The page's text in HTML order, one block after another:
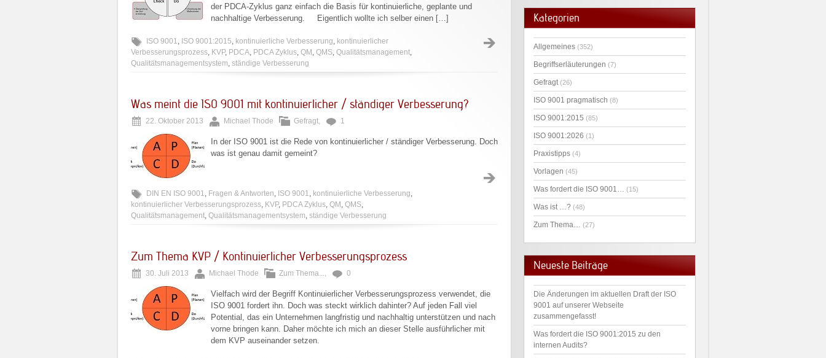
der PDCA-Zyklus ganz einfach die Basis für kontinuierliche, geplante und
nachhaltige Verbesserung. Eigentlich wollte ich selber einen […]
ISO 9001, ISO 9001:2015, kontinuierliche Verbesserung, kontinuierlicher
Verbesserungsprozess, KVP, PDCA, PDCA Zyklus, QM , QMS, Qualitätsmanagement,
Qualitätsmanagementsystem, ständige Verbesserung
Was meint die ISO 9001 mit kontinuierlicher / ständiger Verbesserung?
22. Oktober 2013 Michael Thode Gefragt, 1
In der ISO 9001 ist die Rede von kontinuierlicher / ständiger Verbesserung. Doch
was ist genau damit gemeint?
DIN EN ISO 9001, Fragen & Antworten, ISO 9001, kontinuierliche Verbesserung,
kontinuierlicher Verbesserungsprozess, KVP, PDCA Zyklus, QM , QMS,
Qualitätsmanagement, Qualitätsmanagementsystem, ständige Verbesserung
Zum Thema KVP / Kontinuierlicher Verbesserungsprozess
30. Juli 2013 Michael Thode Zum Thema..., 0
Vielfach wird der Begriff Kontinuierlicher Verbesserungsprozess verwendet, die
ISO 9001 fordert ihn. Doch was steckt wirklich dahinter? Auf jeden Fall viel
Potential, das ein Unternehmen langfristig und nachhaltig unterstützen und nach
vorne bringen kann. Daher möchte ich mich an dieser Stelle ausführlicher mit
dem KVP auseinander setzen.
Kategorien
Allgemeines (352)
Begriffserläuterungen (7)
Gefragt (26)
ISO 9001 pragmatisch (8)
ISO 9001:2015 (85)
ISO 9001:2026 (1)
Praxistipps (4)
Vorlagen (45)
Was fordert die ISO 9001… (15)
Was ist …? (48)
Zum Thema… (27)
Neueste Beiträge
Die Änderungen im aktuellen Draft der ISO
9001 auf unserer Webseite
zusammengefasst!
Was fordert die ISO 9001:2015 zu den
internen Audits?